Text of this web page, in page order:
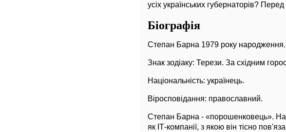
усіх українських губернаторів?
Біографія
Степан Барна 1979 року
Знак зодіаку: Терези. За східним
Національність: українець.
Віросповідання: православний.
Степан Барна - «порошенковець». На
як ІТ-компанії, з якою він тісно